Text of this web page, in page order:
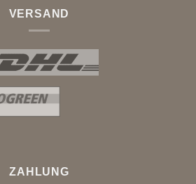
VERSAND
ZAHLUNG